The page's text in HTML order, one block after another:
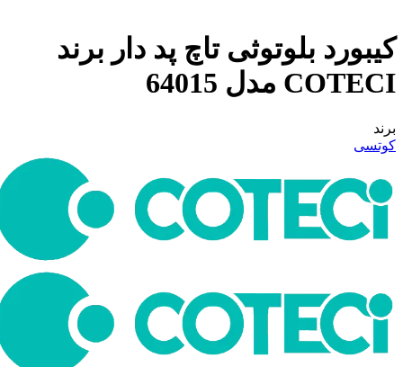
کیبورد بلوتوثی تاچ پد دار برند
COTECI مدل 64015
برند
کوتسی